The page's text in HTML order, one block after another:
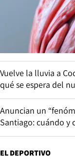
Vuelve la lluvia a
qué se espera del
Anuncian un
Santiago: cuándo y
EL DEPORTIVO